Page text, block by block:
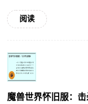
阅读
魔兽世界怀旧服：